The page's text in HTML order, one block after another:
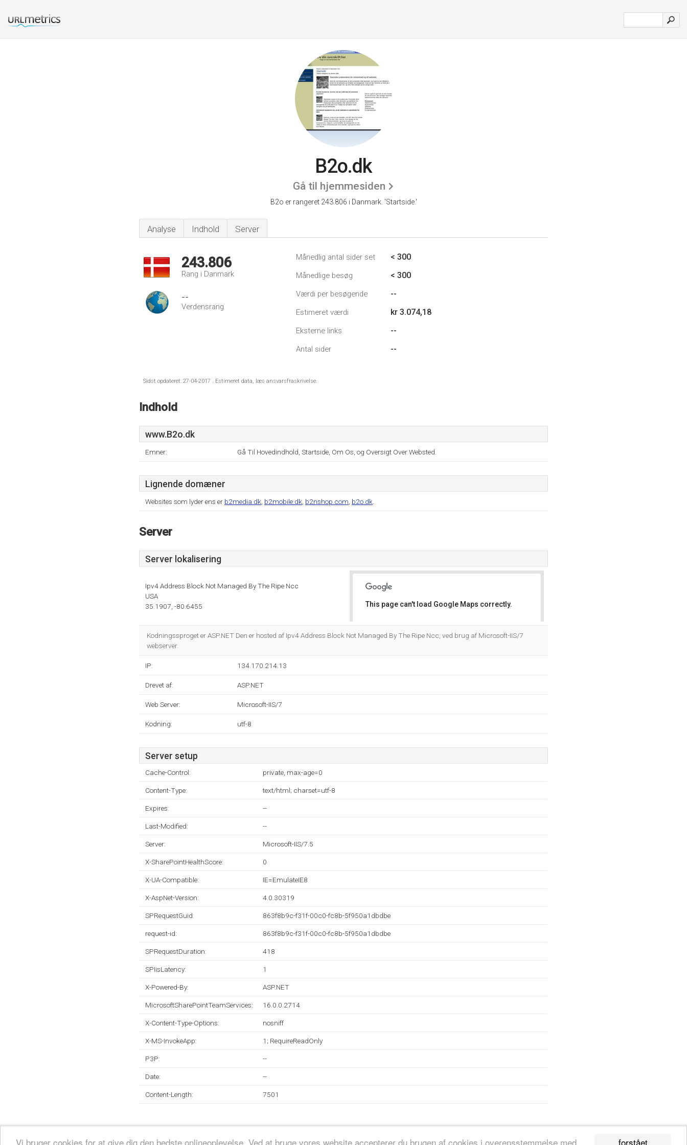
forstået
Vi bruger cookies for at give dig den bedste onlineoplevelse. Ved at bruge vores website accepterer du brugen af cookies i overensstemmelse med
B2o.dk
Gå til hjemmesiden
B2o er rangeret 243.806 i Danmark. 'Startside.'
Analyse Indhold Server
243.806
Rang i Danmark
--
Verdensrang
Månedlig antal sider set < 300
Månedlige besøg < 300
Værdi per besøgende --
Estimeret værdi kr 3.074,18
Eksterne links --
Antal sider --
Sidst opdateret: 27-04-2017 . Estimeret data, læs ansvarsfraskrivelse.
Indhold
www.B2o.dk
Emner: Gå Til Hovedindhold, Startside, Om Os, og Oversigt Over Websted.
Lignende domæner
Websites som lyder ens er b2media.dk b2mobile.dk b2nshop.com b2o.dk
Server
Server lokalisering
Ipv4 Address Block Not Managed By The Ripe Ncc
USA
35.1907, -80.6455
This page can't load Google Maps correctly.
Kodningssproget er ASP.NET Den er hosted af Ipv4 Address Block Not Managed By The Ripe Ncc, ved brug af Microsoft-IIS/7
webserver.
IP: 134.170.214.13
Drevet af: ASP.NET
Web Server: Microsoft-IIS/7
Kodning: utf-8
Server setup
Cache-Control: private, max-age=0
Content-Type: text/html; charset=utf-8
Expires: --
Last-Modified: --
Server: Microsoft-IIS/7.5
X-SharePointHealthScore: 0
X-UA-Compatible: IE=EmulateIE8
X-AspNet-Version: 4.0.30319
SPRequestGuid: 863f8b9c-f31f-00c0-fc8b-5f950a1dbdbe
request-id: 863f8b9c-f31f-00c0-fc8b-5f950a1dbdbe
SPRequestDuration: 418
SPIisLatency: 1
X-Powered-By: ASP.NET
MicrosoftSharePointTeamServices: 16.0.0.2714
X-Content-Type-Options: nosniff
X-MS-InvokeApp: 1; RequireReadOnly
P3P: --
Date: --
Content-Length: 7501